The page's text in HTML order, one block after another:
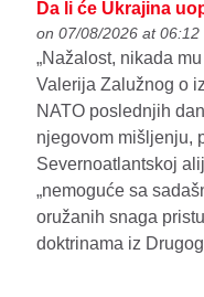
Da li će Ukrajina
on 07/08/2026 at 06:12
„Nažalost, nikada
Valerija Zalužnog o
NATO poslednjih
njegovom mišljenju,
Severnoatlantskoj
„nemoguće sa
oružanih snaga
doktrinama iz